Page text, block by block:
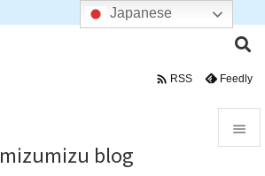
mizumizu blog

 RSS Feedly
Japanese